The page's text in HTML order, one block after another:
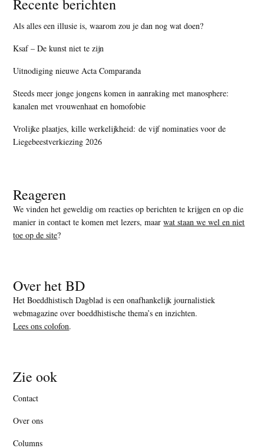
Recente berichten
Als alles een illusie is, waarom zou je dan nog wat doen?
Ksaf – De kunst niet te zijn
Uitnodiging nieuwe Acta Comparanda
Steeds meer jonge jongens komen in aanraking met manosphere:
kanalen met vrouwenhaat en homofobie
Vrolijke plaatjes, kille werkelijkheid: de vijf nominaties voor de
Liegebeestverkiezing 2026
Reageren
We vinden het geweldig om reacties op berichten te krijgen en op die
manier in contact te komen met lezers, maarwat staan we wel en niet
toe op de site?
Over het BD
Het Boeddhistisch Dagblad is een onafhankelijk journalistiek
webmagazine over boeddhistische thema’s en inzichten.
Lees ons colofon.
Zie ook
Contact
Over ons
Columns